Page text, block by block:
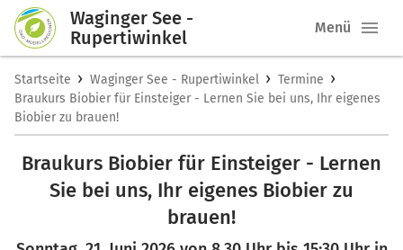
Waginger See -
Rupertiwinkel
Menü
Startseite › Waginger See - Rupertiwinkel › Termine ›
Braukurs Biobier für Einsteiger - Lernen Sie bei uns, Ihr eigenes
Biobier zu brauen!
Braukurs Biobier für Einsteiger - Lernen
Sie bei uns, Ihr eigenes Biobier zu
brauen!